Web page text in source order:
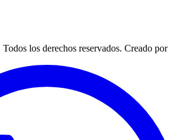
los derechos reservados. Creado por